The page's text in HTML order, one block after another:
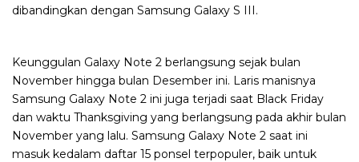
dibandingkan dengan Samsung Galaxy S III.
Keunggulan Galaxy Note 2 berlangsung sejak bulan
November hingga bulan Desember ini. Laris manisnya
Samsung Galaxy Note 2 ini juga terjadi saat Black Friday
dan waktu Thanksgiving yang berlangsung pada akhir bulan
November yang lalu. Samsung Galaxy Note 2 saat ini
masuk kedalam daftar 15 ponsel terpopuler, baik untuk